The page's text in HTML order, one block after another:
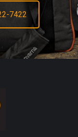
7422